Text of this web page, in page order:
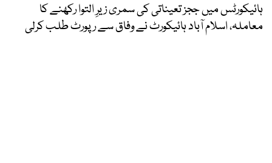
ہائیکورٹس میں ججز تعیناتی کی سمری زیرِ التوا رکھنے کا
معاملہ، اسلام آباد ہائیکورٹ نے وفاق سے رپورٹ طلب کرلی